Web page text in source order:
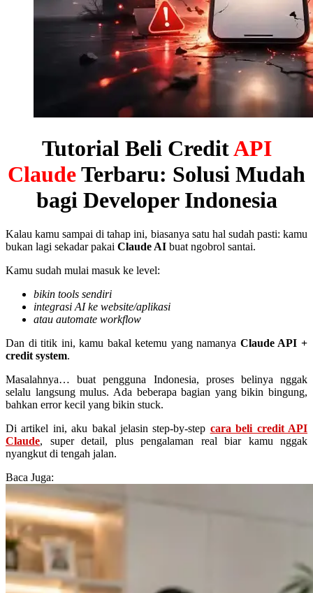
Tutorial Beli CreditAPI
ClaudeTerbaru: Solusi Mudah
bagi Developer Indonesia
Kalau kamu sampai di tahap ini, biasanya satu hal sudah pasti: kamu
bukan lagi sekadar pakai Claude AI buat ngobrol santai.
Kamu sudah mulai masuk ke level:
bikin tools sendiri
integrasi AI ke website/aplikasi
atau automate workflow
Dan di titik ini, kamu bakal ketemu yang namanya Claude API +
credit system.
Masalahnya… buat pengguna Indonesia, proses belinya nggak
selalu langsung mulus. Ada beberapa bagian yang bikin bingung,
bahkan error kecil yang bikin stuck.
Di artikel ini, aku bakal jelasin step-by-step cara beli credit API
Claude, super detail, plus pengalaman real biar kamu nggak
nyangkut di tengah jalan.
Baca Juga: